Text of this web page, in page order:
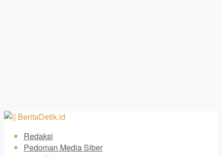
Redaksi
Pedoman Media Siber